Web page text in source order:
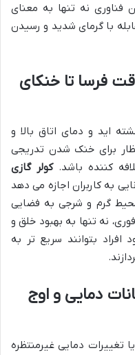
فناوری نه تنها به معنای
با گرمای شدید و رسیدن
فرسا تا خنکای
اید و دمای اتاق بالا و
برای خنک شدن تدریجی
کننده باشد.کولر گازی
به کاربران اجازه می دهد
گرم و شرجی به فضایی
نه تنها به بهبود خلق و
بتوانند سریع تر به
دمایی و اوج
تغییرات دمایی غیرمنتظره